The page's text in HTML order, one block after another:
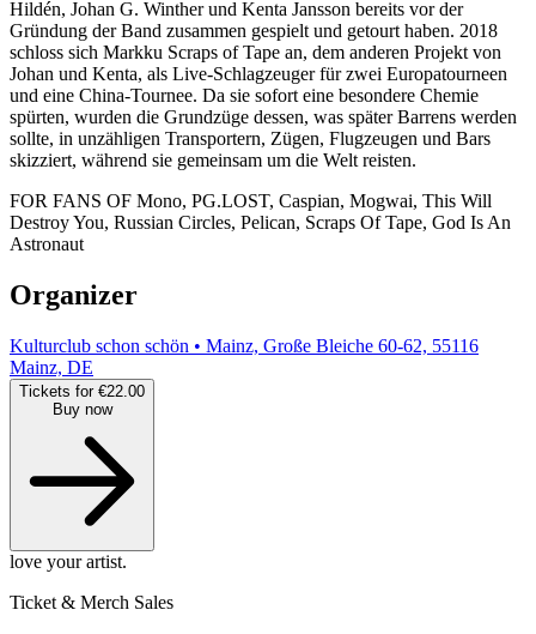
Hildén, Johan G. Winther und Kenta Jansson bereits vor der
Gründung der Band zusammen gespielt und getourt haben. 2018
schloss sich Markku Scraps of Tape an, dem anderen Projekt von
Johan und Kenta, als Live-Schlagzeuger für zwei Europatourneen
und eine China-Tournee. Da sie sofort eine besondere Chemie
spürten, wurden die Grundzüge dessen, was später Barrens werden
sollte, in unzähligen Transportern, Zügen, Flugzeugen und Bars
skizziert, während sie gemeinsam um die Welt reisten.
FOR FANS OF Mono, PG.LOST, Caspian, Mogwai, This Will
Destroy You, Russian Circles, Pelican, Scraps Of Tape, God Is An
Astronaut
Organizer
Kulturclub schon schön • Mainz, Große Bleiche 60-62, 55116
Mainz, DE
Tickets for €22.00
Buy now
love your artist.
Ticket & Merch Sales